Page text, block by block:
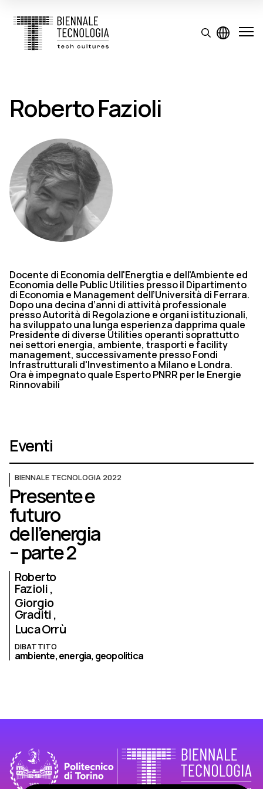
Roberto Fazioli
Docente di Economia dell'Energtia e dell'Ambiente ed
Economia delle Public Utilities presso il Dipartimento
di Economia e Management dell’Università di Ferrara.
Dopo una decina d’anni di attività professionale
presso Autorità di Regolazione e organi istituzionali,
ha sviluppato una lunga esperienza dapprima quale
Presidente di diverse Utilities operanti soprattutto
nei settori energia, ambiente, trasporti e facility
management, successivamente presso Fondi
Infrastrutturali d'Investimento a Milano e Londra.
Ora è impegnato quale Esperto PNRR per le Energie
Rinnovabili
Eventi
BIENNALE TECNOLOGIA 2022
Presente e
futuro
dell’energia
– parte 2
Roberto
Fazioli
Giorgio
Graditi
Luca Orrù
DIBATTITO
ambiente,energia, geopolitica